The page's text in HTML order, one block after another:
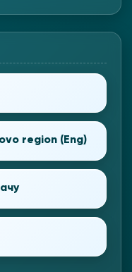
region (Eng)